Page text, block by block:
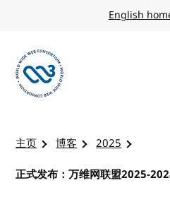
English
主页 博客
2025
正式发布：万维网联盟2025-